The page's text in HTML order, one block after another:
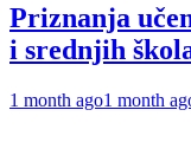
Priznanja
i srednjih
1 month ago1 month